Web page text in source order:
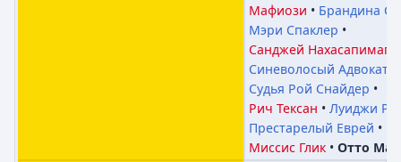
Мафиози
Брандина
Мэри Спаклер
Санджей
Синеволосый Адвокат
Судья Рой Снайдер
Рич Тексан
Луиджи
Престарелый Еврей
Миссис Глик
Отто